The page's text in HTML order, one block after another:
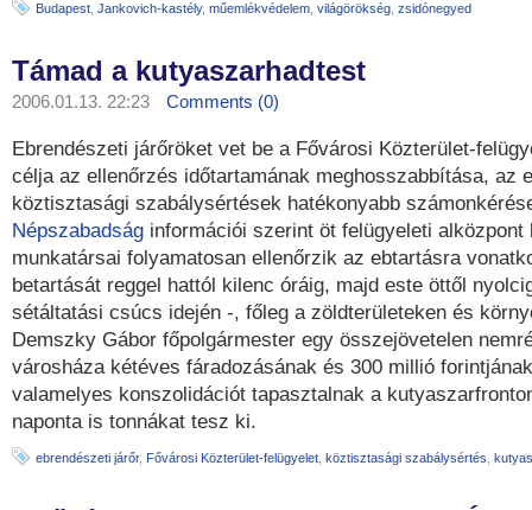
Budapest Jankovich-kastély, műemlékvédelem világörökség zsidónegyed
Támad a kutyaszarhadtest
2006.01.13. 22:23 Comments (0)
Ebrendészeti járőröket vet be a Fővárosi Közterület-
célja az ellenőrzés időtartamának meghosszabbítása, az
köztisztasági szabálysértések hatékonyabb
Népszabadság információi szerint öt felügyeleti alközpont
munkatársai folyamatosan ellenőrzik az ebtartásra
betartását reggel hattól kilenc óráig, majd este öttől
sétáltatási csúcs idején -, főleg a zöldterületeken és
Demszky Gábor főpolgármester egy összejövetelen
városháza kétéves fáradozásának és 300 millió
valamelyes konszolidációt tapasztalnak a
naponta is tonnákat tesz ki.
ebrendészeti járőr, Fővárosi Közterület-felügyelet köztisztasági szabálysértés